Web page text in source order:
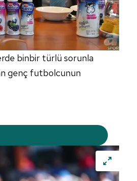
binbir türlü sorunla
genç futbolcunun